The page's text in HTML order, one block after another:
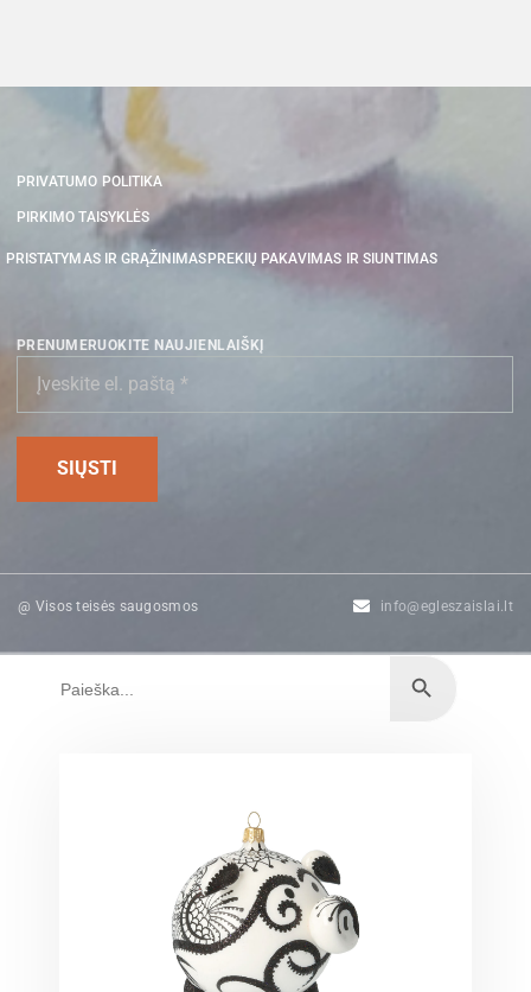
PRIVATUMO POLITIKA
PIRKIMO TAISYKLĖS
PRISTATYMAS IR GRĄŽINIMAS PREKIŲ PAKAVIMAS IR SIUNTIMAS
PRENUMERUOKITE NAUJIENLAIŠKĮ
@ Visos teisės saugosmos info@egleszaislai.lt